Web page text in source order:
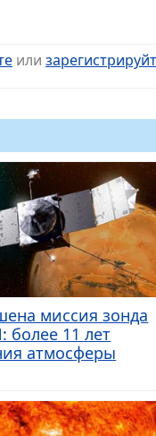
или
миссия зонда
более 11 лет
атмосферы